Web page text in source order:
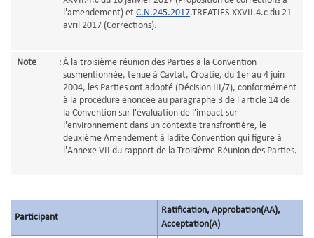
l'amendement) et C.N.245.2017.TREATIES-XXVII.4.c du 21
avril 2017 (Corrections).
Note : À la troisième réunion des Parties à la Convention
susmentionnée, tenue à Cavtat, Croatie, du 1er au 4 juin
2004, les Parties ont adopté (Décision III/7), conformément
à la procédure énoncée au paragraphe 3 de l'article 14 de
la Convention sur l'évaluation de l'impact sur
l'environnement dans un contexte transfrontière, le
deuxième Amendement à ladite Convention qui figure à
l'Annexe VII du rapport de la Troisième Réunion des Parties.
Participant
Ratification, Approbation(AA),
Acceptation(A)